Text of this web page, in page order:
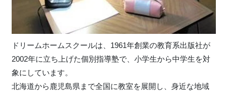
ドリームホームスクールは、1961年創業の教育系出版社が
2002年に立ち上げた個別指導塾で、小学生から中学生を対
象にしています。
北海道から鹿児島県まで全国に教室を展開し、身近な地域